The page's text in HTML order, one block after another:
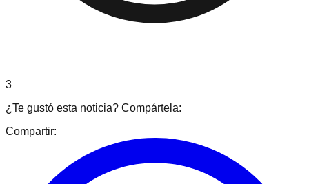
3
¿Te gustó esta noticia? Compártela:
Compartir: